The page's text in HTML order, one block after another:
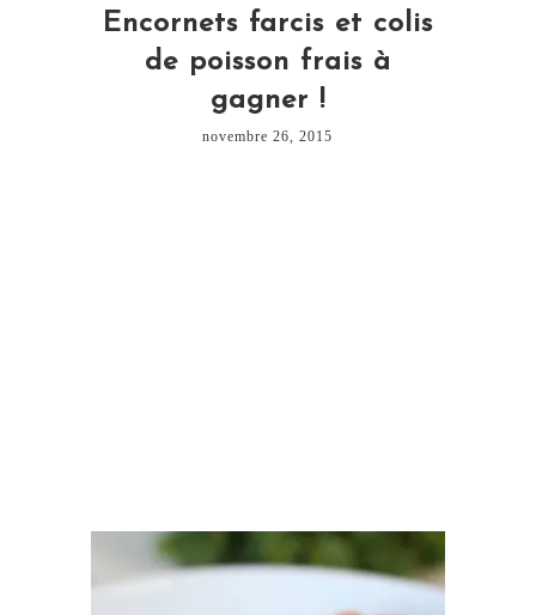
Encornets farcis et colis
de poisson frais à
gagner !
novembre 26, 2015